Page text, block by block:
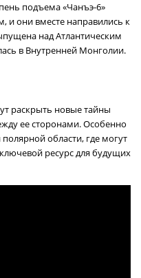
подъема «Чанъэ-6»
и они вместе направились к
над Атлантическим
в Внутренней Монголии.
раскрыть новые тайны
ее сторонами. Особенно
области, где могут
ресурс для будущих